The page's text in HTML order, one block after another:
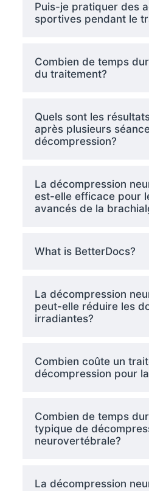
Puis-je pratiquer des
sportives pendant le
Combien de temps
du traitement?
Quels sont les
après plusieurs
décompression?
La décompression
est-elle efficace pour
avancés de la
What is BetterDocs?
La décompression
peut-elle réduire les
irradiantes?
Combien coûte un
décompression pour
Combien de temps
typique de
neurovertébrale?
La décompression